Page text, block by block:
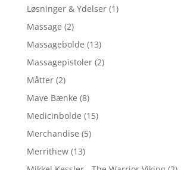
Løsninger & Ydelser (1)
Massage (2)
Massagebolde (13)
Massagepistoler (2)
Måtter (2)
Mave Bænke (8)
Medicinbolde (15)
Merchandise (5)
Merrithew (13)